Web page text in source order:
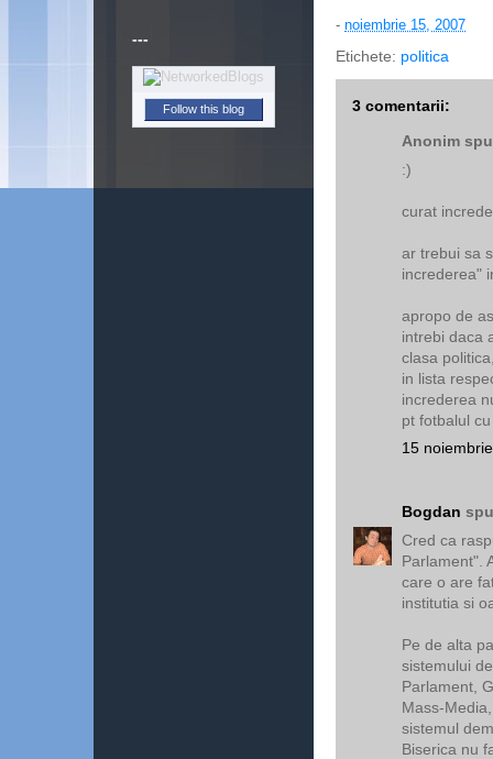
- noiembrie 15, 2007
Etichete: politica
3 comentarii:
Anonim
:)
curat
ar trebui sa
increderea"
apropo de
intrebi daca
clasa
in lista
increderea
pt fotbalul
15
Bogdan
Cred ca
Parlament".
care o are
institutia si
Pe de alta
sistemului
Parlament,
Mass-
sistemul
Biserica nu
Follow this blog